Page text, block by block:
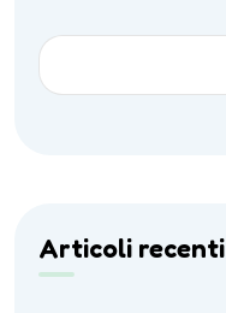
Articoli recenti